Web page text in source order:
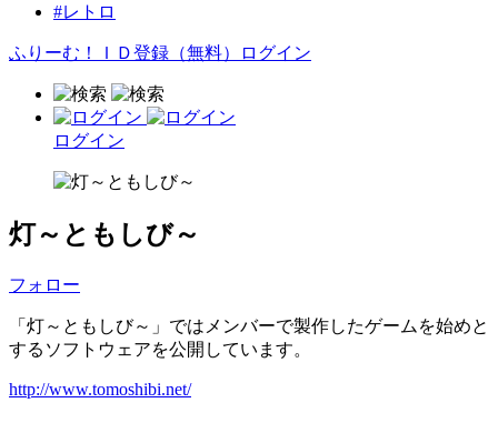
#レトロ
ふりーむ！ＩＤ登録（無料） ログイン
ログイン
灯～ともしび～
フォロー
「灯～ともしび～」ではメンバーで製作したゲームを始めと
するソフトウェアを公開しています。
http://www.tomoshibi.net/